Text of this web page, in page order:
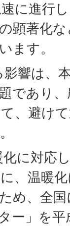
に進行
顕著化
ます。
響は、
であり
、避け
に対応
、温暖
め、全
ー」を